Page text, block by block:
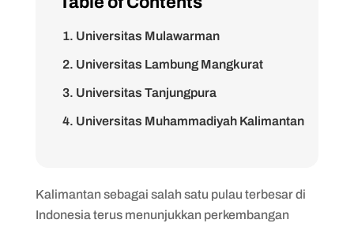
1. Universitas Mulawarman
2. Universitas Lambung Mangkurat
3. Universitas Tanjungpura
4. Universitas Muhammadiyah Kalimantan
6. Politeknik Negeri Balikpapan
Kalimantan sebagai salah satu pulau terbesar di
Indonesia terus menunjukkan perkembangan